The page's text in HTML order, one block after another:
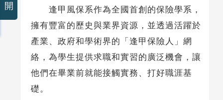
逢甲風保系作為全國首創的保險學系，
擁有豐富的歷史與業界資源，並透過活躍於
產業、政府和學術界的「逢甲保險人」網
絡，為學生提供求職和實習的廣泛機會，讓
他們在畢業前就能接觸實務、打好職涯基
礎。
開